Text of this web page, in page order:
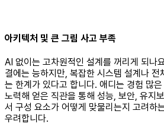
아키텍처 및 큰 그림 사고 부족
AI 없이는 고차원적인 설계를 꺼리게 되나
결에는 능하지만, 복잡한 시스템 설계나 전
는 한계가 있다고 합니다. 애디는 경험 많
노력해 얻은 직관을 통해 성능, 보안, 유지
서 구성 요소가 어떻게 맞물리는지 고려하
우려합니다.